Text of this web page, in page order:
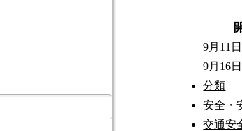
9月11
9月16
分類
安全・
交通安